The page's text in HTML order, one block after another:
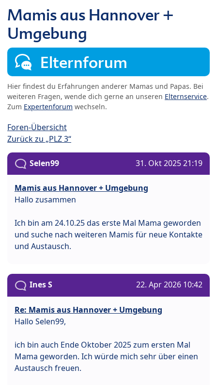
Mamis aus Hannover +
Umgebung
Elternforum
Hier findest du Erfahrungen anderer Mamas und Papas. Bei
weiteren Fragen, wende dich gerne an unseren Elternservice.
Zum Expertenforum wechseln.
Foren-Übersicht
Zurück zu „PLZ 3“
Selen99 31. Okt 2025 21:19
Mamis aus Hannover + Umgebung
Hallo zusammen
Ich bin am 24.10.25 das erste Mal Mama geworden
und suche nach weiteren Mamis für neue Kontakte
und Austausch.
Ines S 22. Apr 2026 10:42
Re: Mamis aus Hannover + Umgebung
Hallo Selen99,
ich bin auch Ende Oktober 2025 zum ersten Mal
Mama geworden. Ich würde mich sehr über einen
Austausch freuen.